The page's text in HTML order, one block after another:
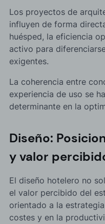
Los proyectos de
influyen de forma
huésped, la eficiencia
activo para
exigentes.
La coherencia entre
experiencia de uso se
determinante en la
Diseño:
y valor
El diseño hotelero no
el valor percibido del
orientado a la
costes y en la